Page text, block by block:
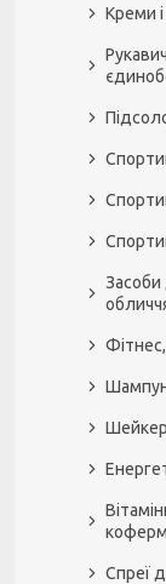
Креми
Спреї